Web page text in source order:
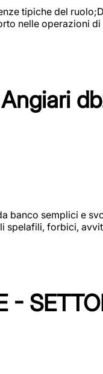
tipiche del
nelle operazioni
banco semplici e
spelafili, forbici,
-